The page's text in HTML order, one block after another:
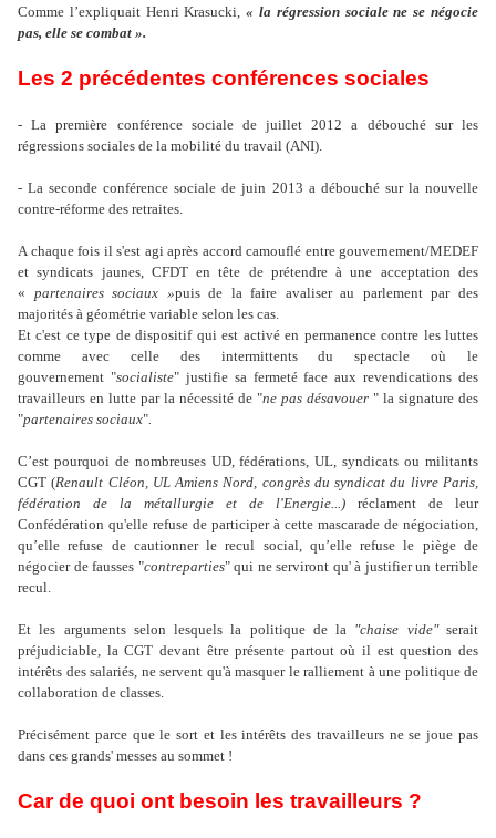
Comme l’expliquait Henri Krasucki,« la régression sociale ne se négocie
pas, elle se combat ».
Les 2 précédentes conférences sociales
- La première conférence sociale de juillet 2012 a débouché sur les
régressions sociales de la mobilité du travail (ANI).
- La seconde conférence sociale de juin 2013 a débouché sur la nouvelle
contre-réforme des retraites.
A chaque fois il s'est agi après accord camouflé entre gouvernement/MEDEF
et syndicats jaunes, CFDT en tête de prétendre à une acceptation des
« partenaires sociaux »puis de la faire avaliser au parlement par des
majorités à géométrie variable selon les cas.
Et c'est ce type de dispositif qui est activé en permanence contre les luttes
comme avec celle des intermittents du spectacle où le
gouvernement "socialiste" justifie sa fermeté face aux revendications des
travailleurs en lutte par la nécessité de "ne pas désavouer " la signature des
"partenaires sociaux".
C’est pourquoi de nombreuses UD, fédérations, UL, syndicats ou militants
CGT (Renault Cléon, UL Amiens Nord, congrès du syndicat du livre Paris,
fédération de la métallurgie et de l'Energie...) réclament de leur
Confédération qu'elle refuse de participer à cette mascarade de négociation,
qu’elle refuse de cautionner le recul social, qu’elle refuse le piège de
négocier de fausses "contreparties" qui ne serviront qu' à justifier un terrible
recul.
Et les arguments selon lesquels la politique de la "chaise vide"serait
préjudiciable, la CGT devant être présente partout où il est question des
intérêts des salariés, ne servent qu'à masquer le ralliement à une politique de
collaboration de classes.
Précisément parce que le sort et les intérêts des travailleurs ne se joue pas
dans ces grands' messes au sommet !
Car de quoi ont besoin les travailleurs ?